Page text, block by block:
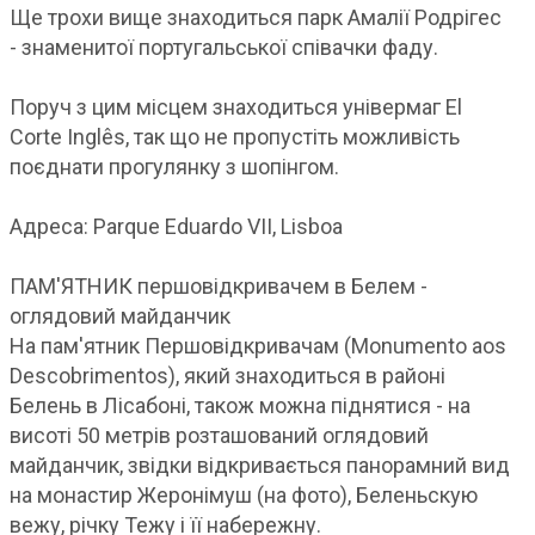
Ще трохи вище знаходиться парк Амалії Родрігес
- знаменитої португальської співачки фаду.
Поруч з цим місцем знаходиться універмаг El
Corte Inglês, так що не пропустіть можливість
поєднати прогулянку з шопінгом.
Адреса: Parque Eduardo VII, Lisboa
ПАМ'ЯТНИК першовідкривачем в Белем -
оглядовий майданчик
На пам'ятник Першовідкривачам (Monumento aos
Descobrimentos), який знаходиться в районі
Белень в Лісабоні, також можна піднятися - на
висоті 50 метрів розташований оглядовий
майданчик, звідки відкривається панорамний вид
на монастир Жеронімуш (на фото), Беленьскую
вежу, річку Тежу і її набережну.